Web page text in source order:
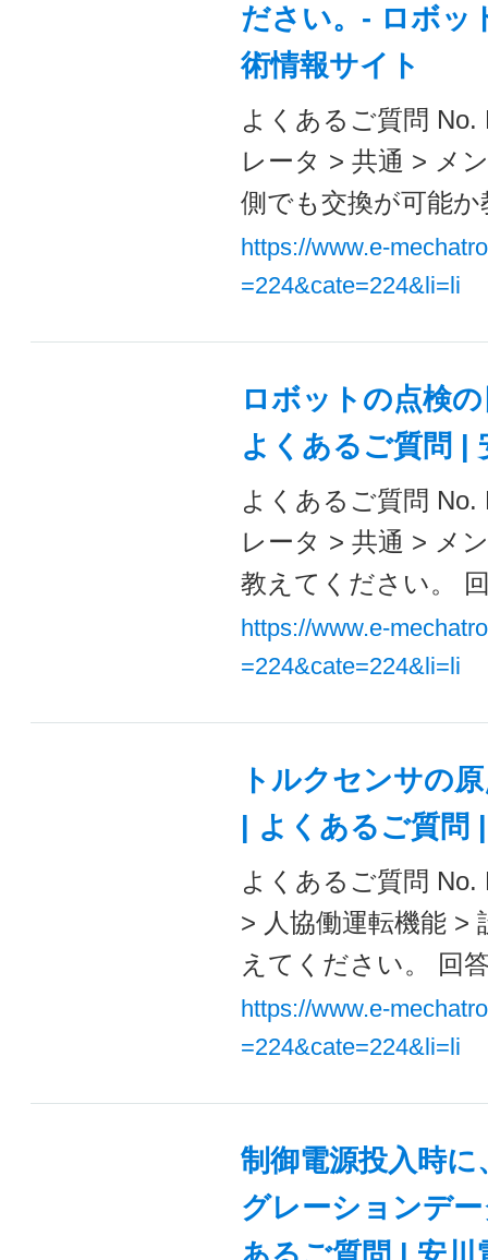
ださい。- ロボッ
術情報サイト
よくあるご質問
レータ > 共通 > メ
側でも交換が可能
https://www.e-
=224&cate=224&li=li
ロボットの点検
よくあるご質問 |
よくあるご質問
レータ > 共通 > メ
教えてください。
https://www.e-
=224&cate=224&li=li
トルクセンサの
| よくあるご質
よくあるご質問
> 人協働運転機能 >
えてください。 回
https://www.e-
=224&cate=224&li=li
制御電源投入時
グレーションデ